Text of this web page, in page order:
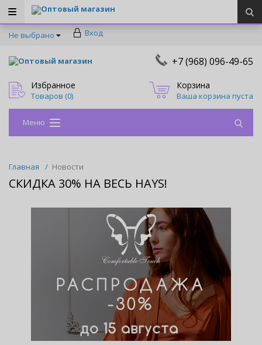
Оптовый магазин
Не выбрано Вход
Оптовый магазин +7 (968) 096-49-65
Избранное
Товаров (0)
Корзина
Ваша корзина пуста
Меню
Главная / Новости
СКИДКА 30% НА ВЕСЬ HAYS!